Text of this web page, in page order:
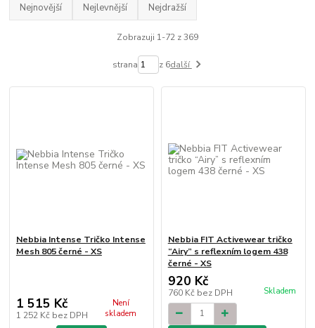
Nejnovější Nejlevnější Nejdražší
Zobrazuji 1-72 z 369
strana z 6další
Nebbia Intense Tričko Intense
Mesh 805 černé - XS
1 515 Kč
1 252 Kč bez DPH
Není
skladem
Nebbia FIT Activewear tričko
“Airy” s reflexním logem 438
černé - XS
920 Kč
760 Kč bez DPH Skladem